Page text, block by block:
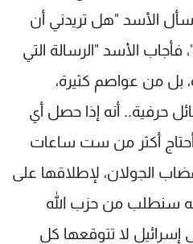
الأسد "هل تريدني أن
فأجاب الأسد "الرسالة التي
بل من عواصم كثيرة،
حرفية.. أنه إذا حصل أي
أحتاج أكثر من ست ساعات
الجولان، لإطلاقها على
سنطلب من حزب الله
إسرائيل لا تتوقعها كل